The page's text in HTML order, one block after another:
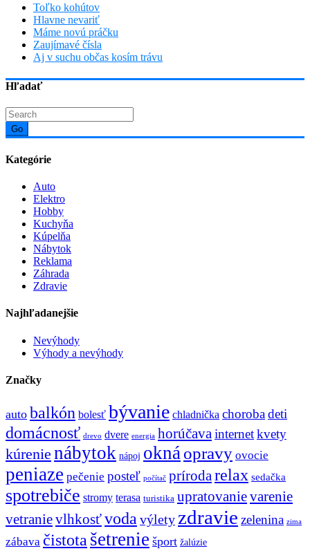
Toľko kohútov
Hlavne nevariť
Máme novú práčku
Zaujímavé čísla
Aj v suchu občas kosím trávu
Hľadať
Go
Kategórie
Auto
Elektro
Hobby
Kuchyňa
Kúpelňa
Nábytok
Reklama
Záhrada
Zdravie
Najhľadanejšie
Nevýhody
Výhody a nevýhody
Značky
auto balkón bolesť bývanie chladnička chorobadeti
domácnosť drevo dvere energia horúčavainternetkvety
kúrenie nábytok nápoj oknáopravy ovocie
peniaze pečenie posteľ počítač prírodarelax sedačka
spotrebiče stromy terasa turistika upratovanievarenie
vetranievlhkosťvoda výlety zdravie zelenina zima
zábava čistota šetrenie šport žalúzie